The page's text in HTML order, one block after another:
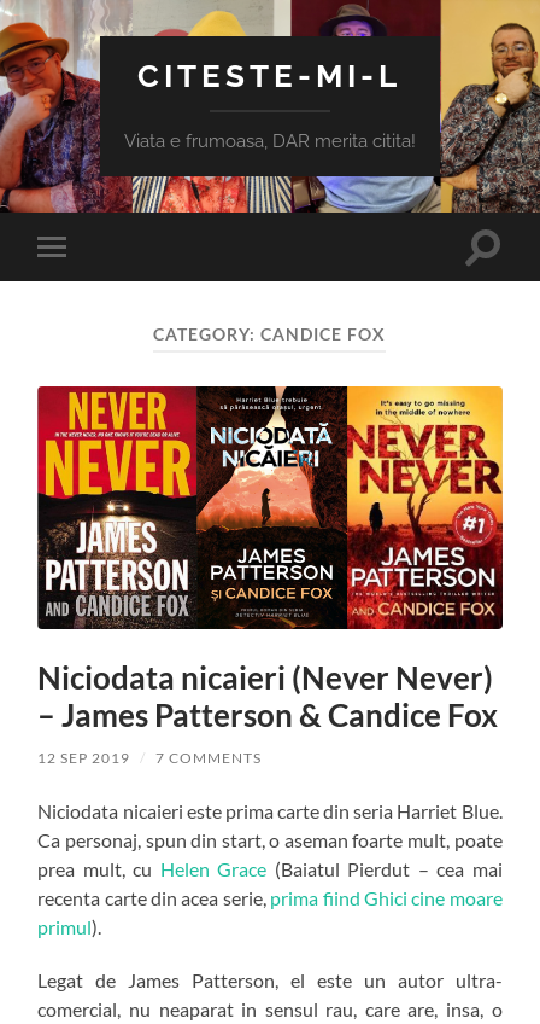
CITESTE-MI-L
Viata e frumoasa, DAR merita citita!
Toggle
mobile
Toggle
CATEGORY:CANDICE FOX
Niciodata nicaieri (Never Never)
– James Patterson & Candice Fox
12 SEP 2019 / 7 COMMENTS
Niciodata nicaieri este prima carte din seria Harriet Blue.
Ca personaj, spun din start, o aseman foarte mult, poate
prea mult, cu Helen Grace (Baiatul Pierdut – cea mai
recenta carte din acea serie, prima fiind Ghici cine moare
primul).
Legat de James Patterson, el este un autor ultra-
comercial, nu neaparat in sensul rau, care are, insa, o